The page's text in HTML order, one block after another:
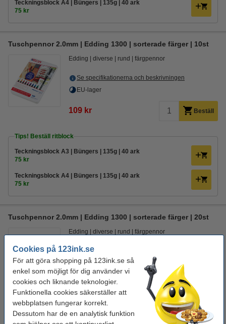
Cookies på 123ink.se
För att göra shopping på 123ink.se så
enkel som möjligt för dig använder vi
cookies och liknande teknologier.
Funktionella cookies säkerställer att
webbplatsen fungerar korrekt.
Dessutom har de en analytisk funktion
Teckningsblock A4 | Büngers | 135g | 40 ark
75 kr
Tuschpennor 2.0mm | Edding 1300 | sorterade färger | 10st
Edding diverse rund färgpennor
Se specifikationerna och beskrivningen
EU-lager
109 kr Beställ
Tips! Beställ ritblock
Teckningsblock A3 | Büngers | 135g | 40 ark
75 kr
Teckningsblock A4 | Büngers | 135g | 40 ark
75 kr
Tuschpennor 2.0mm | Edding 1300 | sorterade färger | 20st
Edding diverse rund färgpennor
Se specifikationerna och beskrivningen
EU-lager
189 kr
Tips! Beställ ritblock